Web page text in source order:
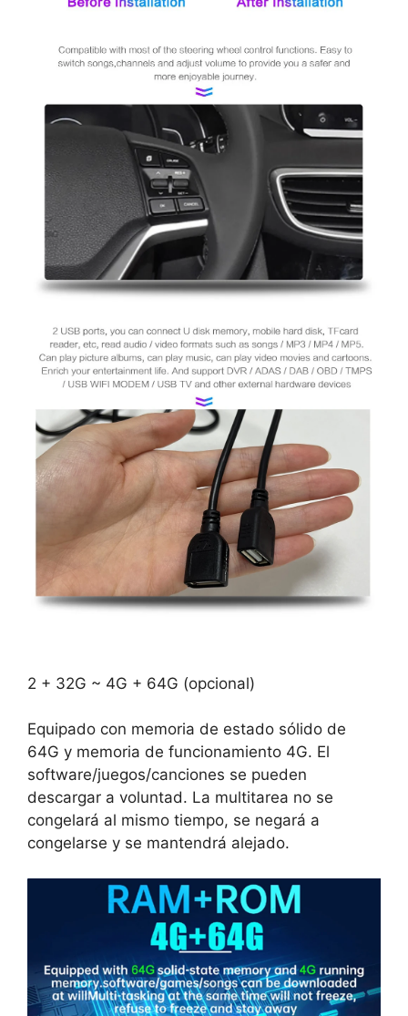
2 + 32G ~ 4G + 64G (opcional)
Equipado con memoria de estado sólido de
64G y memoria de funcionamiento 4G. El
software/juegos/canciones se pueden
descargar a voluntad. La multitarea no se
congelará al mismo tiempo, se negará a
congelarse y se mantendrá alejado.